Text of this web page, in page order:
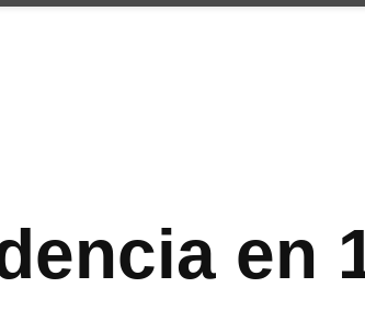
en